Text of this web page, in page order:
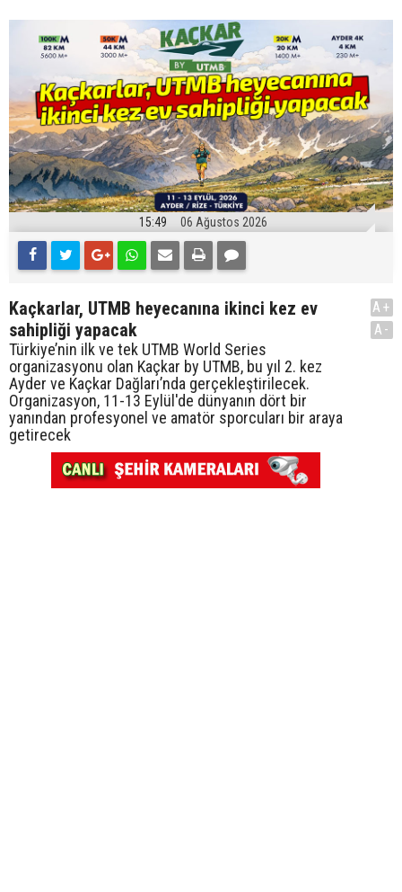
15:49 06 Ağustos 2026
Kaçkarlar, UTMB heyecanına ikinci kez ev
sahipliği yapacak
Türkiye’nin ilk ve tek UTMB World Series
organizasyonu olan Kaçkar by UTMB, bu yıl 2. kez
Ayder ve Kaçkar Dağları’nda gerçekleştirilecek.
Organizasyon, 11-13 Eylül'de dünyanın dört bir
yanından profesyonel ve amatör sporcuları bir araya
getirecek
A+
A-